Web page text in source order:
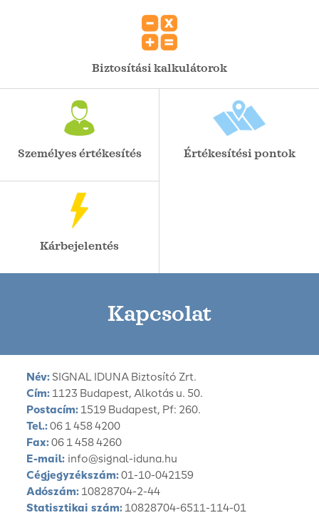
Biztosítási kalkulátorok
Személyes értékesítés Értékesítési pontok
Kárbejelentés
Kapcsolat
Név: SIGNAL IDUNA Biztosító Zrt.
Cím: 1123 Budapest, Alkotás u. 50.
Postacím: 1519 Budapest, Pf: 260.
Tel.:06 1 458 4200
Fax:06 1 458 4260
E-mail: info@signal-iduna.hu
Cégjegyzékszám:01-10-042159
Adószám: 10828704-2-44
Statisztikai szám: 10828704-6511-114-01